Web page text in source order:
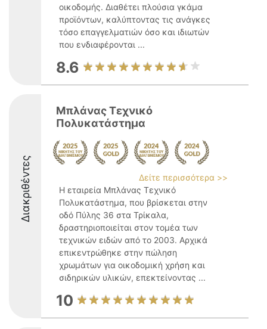
οικοδομής. Διαθέτει πλούσια γκάμα
προϊόντων, καλύπτοντας τις ανάγκες
τόσο επαγγελματιών όσο και ιδιωτών
που ενδιαφέρονται ...
8.6
Διακριθέντες
Μπλάνας Τεχνικό
Πολυκατάστημα
Δείτε περισσότερα >>
Η εταιρεία Μπλάνας Τεχνικό
Πολυκατάστημα, που βρίσκεται στην
οδό Πύλης 36 στα Τρίκαλα,
δραστηριοποιείται στον τομέα των
τεχνικών ειδών από το 2003. Αρχικά
επικεντρώθηκε στην πώληση
χρωμάτων για οικοδομική χρήση και
σιδηρικών υλικών, επεκτείνοντας ...
10